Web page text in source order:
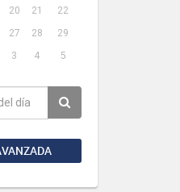
20 21
22
27 28
29
3 4 5